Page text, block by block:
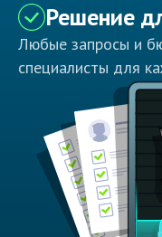
Решение
Любые запросы и
специалисты для